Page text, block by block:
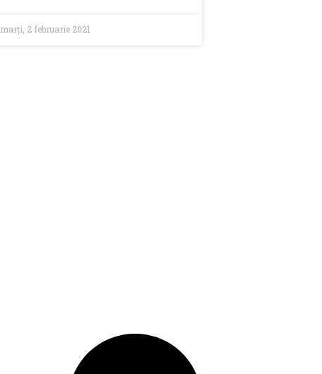
marți, 2 februarie 2021